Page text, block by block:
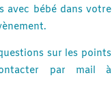
avec bébé dans votre
sur les points
par mail à